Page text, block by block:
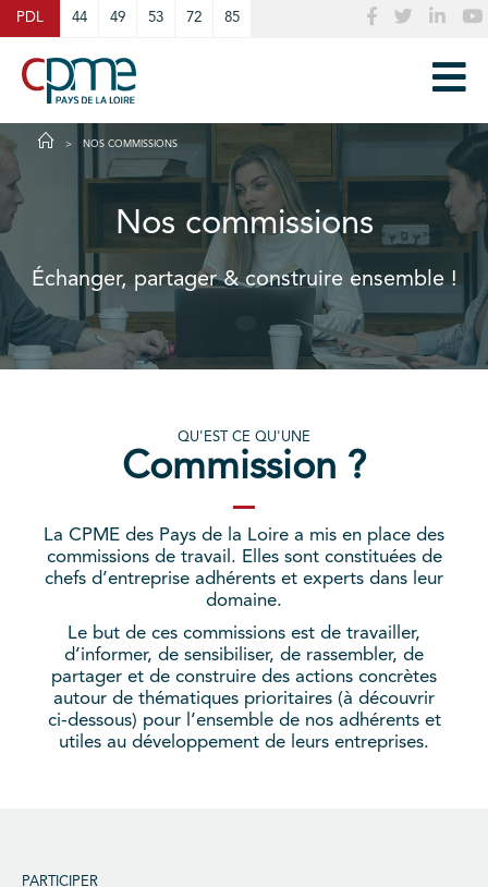
PDL 44 49 53 72 85
NOS COMMISSIONS
Nos commissions
Échanger, partager & construire ensemble !
QU'EST CE QU'UNE
Commission ?
La CPME des Pays de la Loire a mis en place des
commissions de travail. Elles sont constituées de
chefs d’entreprise adhérents et experts dans leur
domaine.
Le but de ces commissions est de travailler,
d’informer, de sensibiliser, de rassembler, de
partager et de construire des actions concrètes
autour de thématiques prioritaires (à découvrir
ci-dessous) pour l’ensemble de nos adhérents et
utiles au développement de leurs entreprises.
PARTICIPER
Cookies management panel